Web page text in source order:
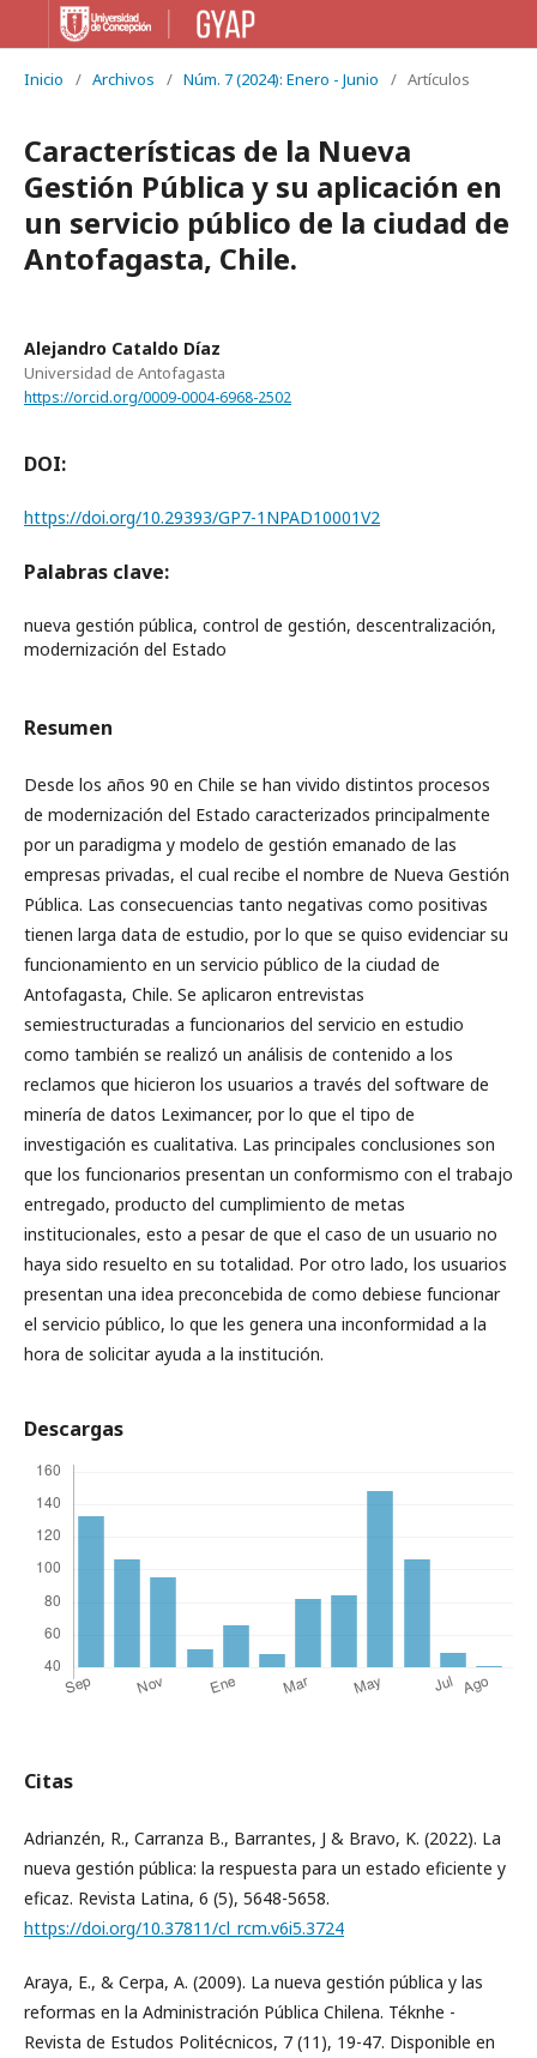
Inicio / Archivos / Núm. 7 (2024): Enero - Junio / Artículos
Características de la Nueva
Gestión Pública y su aplicación en
un servicio público de la ciudad de
Antofagasta, Chile.
Alejandro Cataldo Díaz
Universidad de Antofagasta
https://orcid.org/0009-0004-6968-2502
DOI:
https://doi.org/10.29393/GP7-1NPAD10001V2
Palabras clave:
nueva gestión pública, control de gestión, descentralización,
modernización del Estado
Resumen
Desde los años 90 en Chile se han vivido distintos procesos
de modernización del Estado caracterizados principalmente
por un paradigma y modelo de gestión emanado de las
empresas privadas, el cual recibe el nombre de Nueva Gestión
Pública. Las consecuencias tanto negativas como positivas
tienen larga data de estudio, por lo que se quiso evidenciar su
funcionamiento en un servicio público de la ciudad de
Antofagasta, Chile. Se aplicaron entrevistas
semiestructuradas a funcionarios del servicio en estudio
como también se realizó un análisis de contenido a los
reclamos que hicieron los usuarios a través del software de
minería de datos Leximancer, por lo que el tipo de
investigación es cualitativa. Las principales conclusiones son
que los funcionarios presentan un conformismo con el trabajo
entregado, producto del cumplimiento de metas
institucionales, esto a pesar de que el caso de un usuario no
haya sido resuelto en su totalidad. Por otro lado, los usuarios
presentan una idea preconcebida de como debiese funcionar
el servicio público, lo que les genera una inconformidad a la
hora de solicitar ayuda a la institución.
Descargas
Citas
Adrianzén, R., Carranza B., Barrantes, J & Bravo, K. (2022). La
nueva gestión pública: la respuesta para un estado eficiente y
eficaz. Revista Latina, 6 (5), 5648-5658.
https://doi.org/10.37811/cl_rcm.v6i5.3724
Araya, E., & Cerpa, A. (2009). La nueva gestión pública y las
reformas en la Administración Pública Chilena. Téknhe -
Revista de Estudos Politécnicos, 7 (11), 19-47. Disponible en